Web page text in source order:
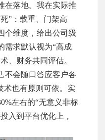
在落地。我在实际推
”：载重、门架高
个维度，给出公司级
需求默认视为“高成
、财务共同评估。
不会随口答应客户各
术也有原则可依。实
左右的“无意义非标
入到平台优化上，